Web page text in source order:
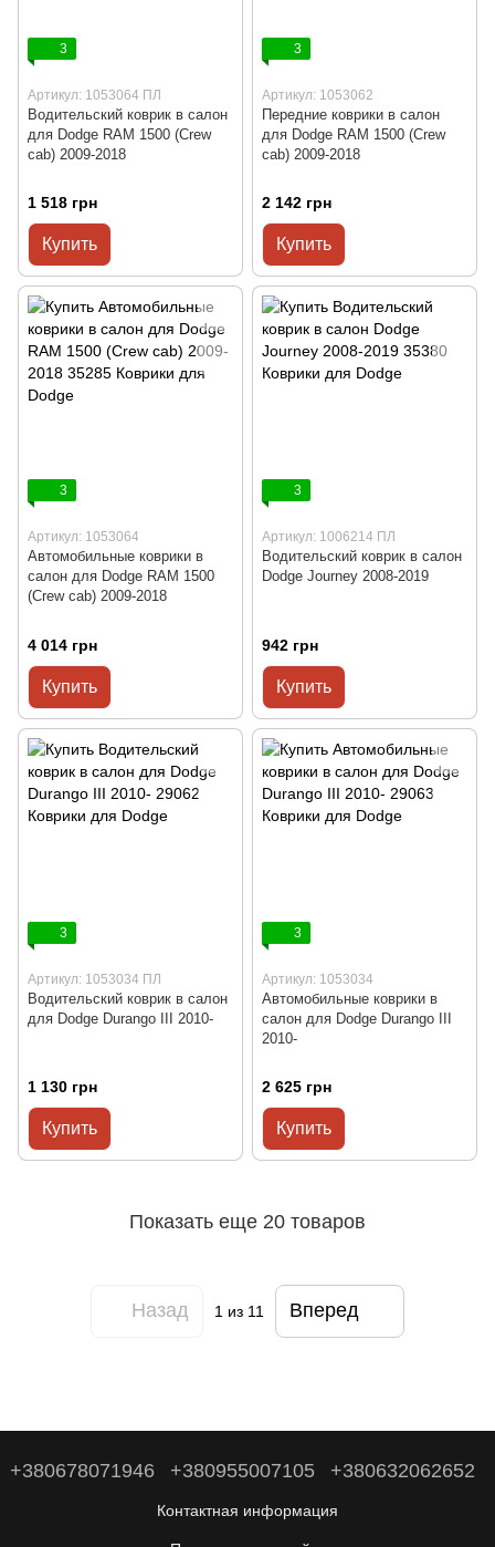
3
Артикул: 1053064 ПЛ
Водительский коврик в салон
для Dodge RAM 1500 (Crew
cab) 2009-2018
1 518 грн
Купить
3
Артикул: 1053062
Передние коврики в салон
для Dodge RAM 1500 (Crew
cab) 2009-2018
2 142 грн
Купить
3
Артикул: 1053064
Автомобильные коврики в
салон для Dodge RAM 1500
(Crew cab) 2009-2018
4 014 грн
Купить
3
Артикул: 1006214 ПЛ
Водительский коврик в салон
Dodge Journey 2008-2019
942 грн
Купить
3
Артикул: 1053034 ПЛ
Водительский коврик в салон
для Dodge Durango III 2010-
1 130 грн
Купить
3
Артикул: 1053034
Автомобильные коврики в
салон для Dodge Durango III
2010-
2 625 грн
Купить
Показать еще 20 товаров
Назад 1 из 11 Вперед
+380678071946 +380955007105 +380632062652
Контактная информация